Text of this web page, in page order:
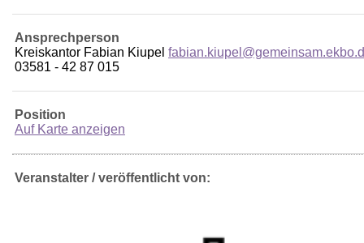
Ansprechperson
Kreiskantor Fabian Kiupel
03581 - 42 87 015
Position
Auf Karte anzeigen
Veranstalter / veröffentlicht von: